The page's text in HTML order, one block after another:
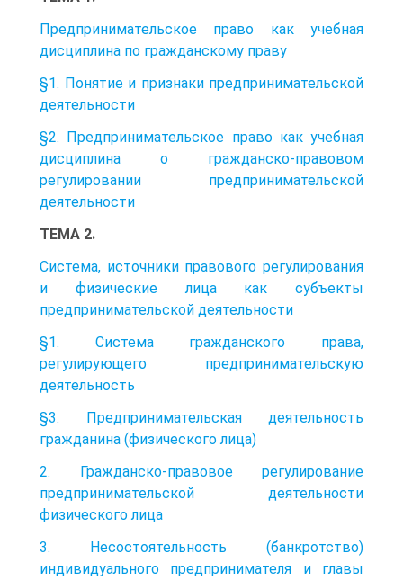
Предпринимательское право как учебная
дисциплина по гражданскому праву
§1. Понятие и признаки предпринимательской
деятельности
§2. Предпринимательское право как учебная
дисциплина о гражданско-правовом
регулировании предпринимательской
деятельности
ТЕМА 2.
Система, источники правового регулирования
и физические лица как субъекты
предпринимательской деятельности
§1. Система гражданского права,
регулирующего предпринимательскую
деятельность
§3. Предпринимательская деятельность
гражданина (физического лица)
2. Гражданско-правовое регулирование
предпринимательской деятельности
физического лица
3. Несостоятельность (банкротство)
индивидуального предпринимателя и главы